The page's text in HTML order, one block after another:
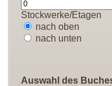
Stockwerke/Etagen
nach oben
nach unten
Auswahl des